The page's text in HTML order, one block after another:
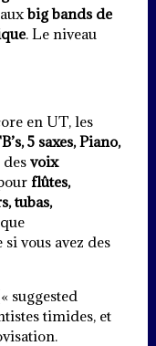
big bands de
. Le niveau
en UT, les
5 saxes, Piano,
voix
flûtes,
tubas,
vous avez des
suggested
timides, et